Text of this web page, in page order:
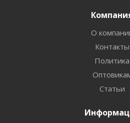
О
Контакты
Политика
Статьи